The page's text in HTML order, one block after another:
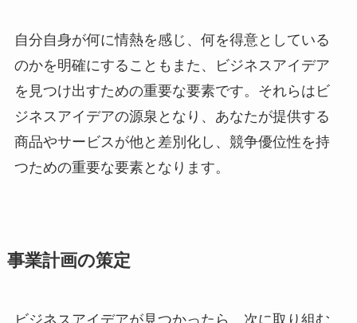
自分自身が何に情熱を感じ、何を得意としている
のかを明確にすることもまた、ビジネスアイデア
を見つけ出すための重要な要素です。それらはビ
ジネスアイデアの源泉となり、あなたが提供する
商品やサービスが他と差別化し、競争優位性を持
つための重要な要素となります。
事業計画の策定
ビジネスアイデアが見つかったら、次に取り組む